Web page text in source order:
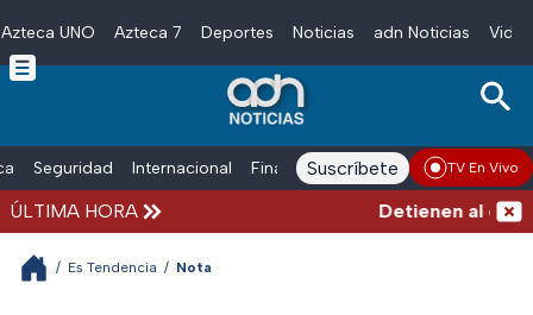
Skip to main content
Azteca UNO Azteca 7 Deportes Noticias adn Noticias
Seguridad Internacional Finanzas adn Noticias Radio
Suscríbete TV En Vivo
ÚLTIMA HORA Detienen al
/ Es Tendencia / Nota